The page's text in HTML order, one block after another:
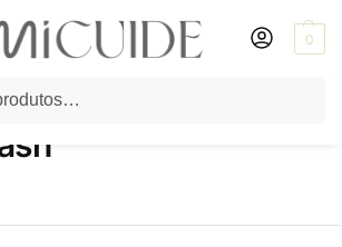
0
com a tag “body splash”